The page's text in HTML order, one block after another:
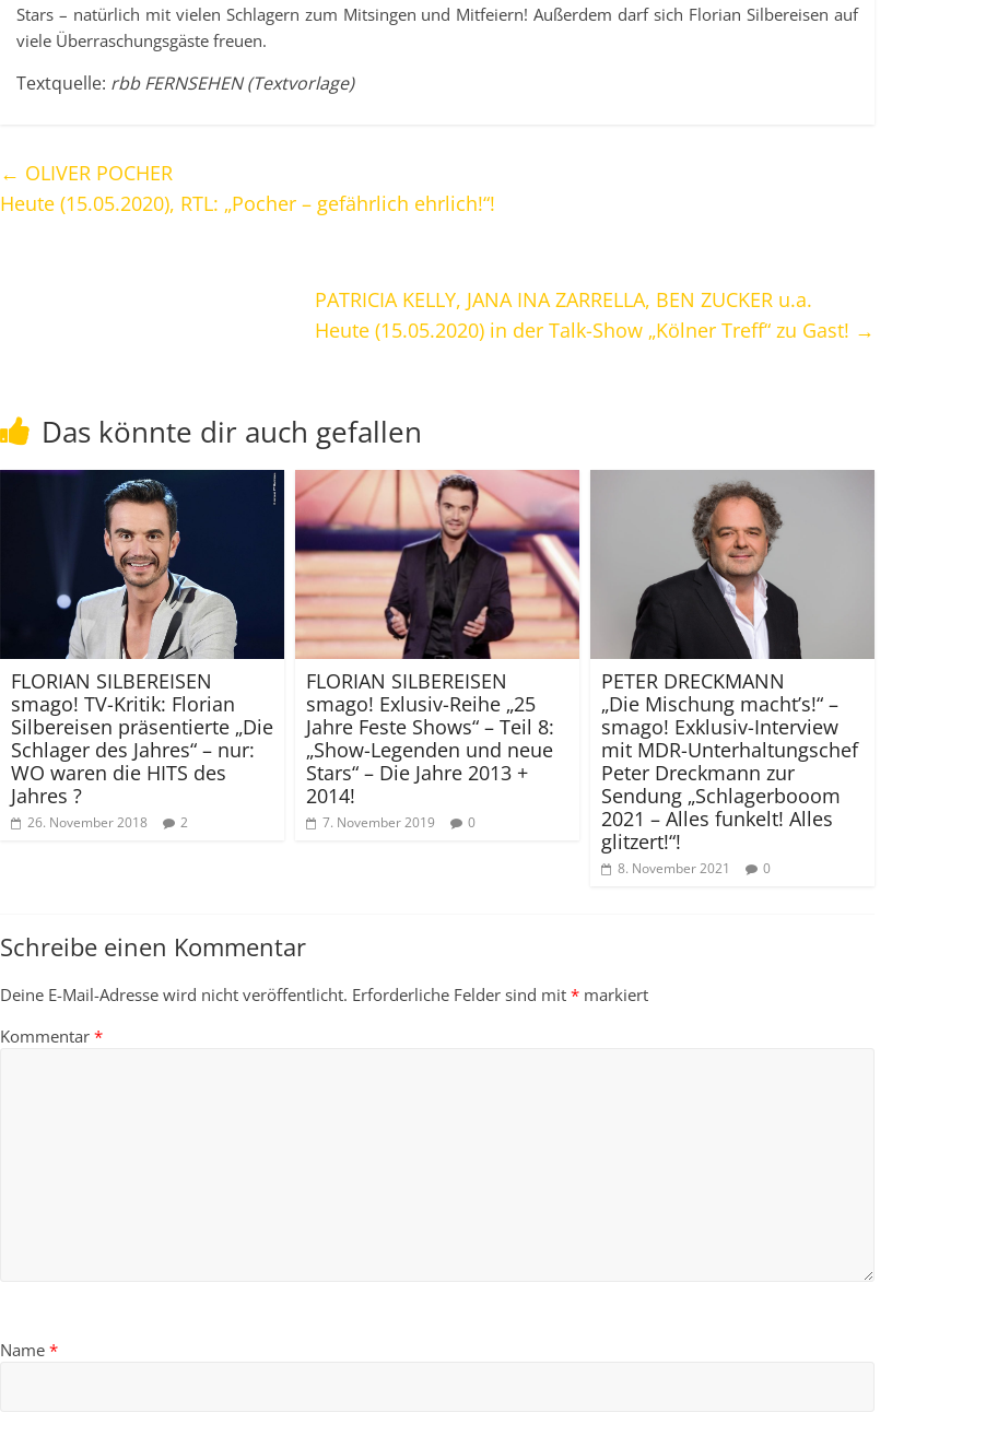
Stars – natürlich mit vielen Schlagern zum Mitsingen und Mitfeiern! Außerdem darf sich Florian Silbereisen auf
viele Überraschungsgäste freuen.
Textquelle: rbb FERNSEHEN (Textvorlage)
← OLIVER POCHER
Heute (15.05.2020), RTL: „Pocher – gefährlich ehrlich!“!
PATRICIA KELLY, JANA INA ZARRELLA, BEN ZUCKER u.a.
Heute (15.05.2020) in der Talk-Show „Kölner Treff“ zu Gast! →
Das könnte dir auch gefallen
FLORIAN SILBEREISEN
smago! TV-Kritik: Florian
Silbereisen präsentierte „Die
Schlager des Jahres“ – nur:
WO waren die HITS des
Jahres ?
26. November 2018 2
FLORIAN SILBEREISEN
smago! Exlusiv-Reihe „25
Jahre Feste Shows“ – Teil 8:
„Show-Legenden und neue
Stars“ – Die Jahre 2013 +
2014!
7. November 2019 0
PETER DRECKMANN
„Die Mischung macht’s!“ –
smago! Exklusiv-Interview
mit MDR-Unterhaltungschef
Peter Dreckmann zur
Sendung „Schlagerbooom
2021 – Alles funkelt! Alles
glitzert!“!
8. November 2021 0
Schreibe einen Kommentar
Deine E-Mail-Adresse wird nicht veröffentlicht. Erforderliche Felder sind mit * markiert
Kommentar *
Name *